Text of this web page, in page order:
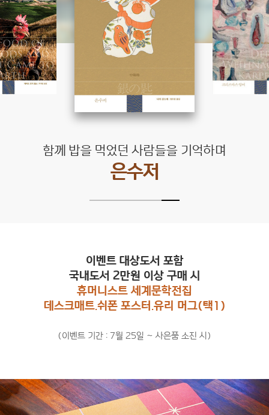
행복했던 순간으로 돌아가려는 식탁
이벤트 대상도서 포함
국내도서 2만원 이상 구매 시
휴머니스트 세계문학전집
데스크매트.쉬폰 포스터.유리 머그(택1)
(이벤트 기간 : 7월 25일 ~ 사은품 소진 시)